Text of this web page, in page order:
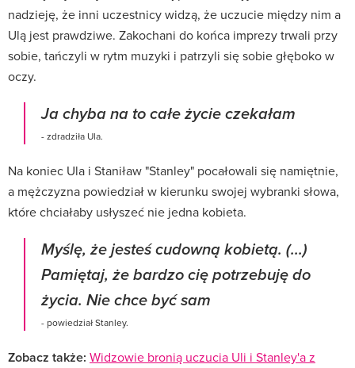
nadzieję, że inni uczestnicy widzą, że uczucie między nim a
Ulą jest prawdziwe. Zakochani do końca imprezy trwali przy
sobie, tańczyli w rytm muzyki i patrzyli się sobie głęboko w
oczy.
Ja chyba na to całe życie czekałam
- zdradziła Ula.
Na koniec Ula i Staniław "Stanley" pocałowali się namiętnie,
a mężczyzna powiedział w kierunku swojej wybranki słowa,
które chciałaby usłyszeć nie jedna kobieta.
Myślę, że jesteś cudowną kobietą. (...)
Pamiętaj, że bardzo cię potrzebuję do
życia. Nie chce być sam
- powiedział Stanley.
Zobacz także: Widzowie bronią uczucia Uli i Stanley'a z